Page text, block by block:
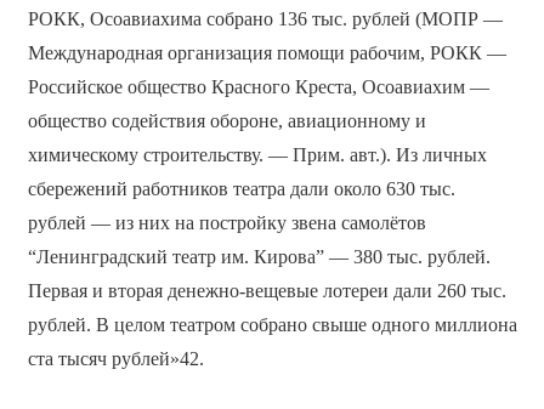
РОКК, Осоавиахима собрано 136 тыс. рублей (МОПР —
Международная организация помощи рабочим, РОКК —
Российское общество Красного Креста, Осоавиахим —
общество содействия обороне, авиационному и
химическому строительству. — Прим. авт.). Из личных
сбережений работников театра дали около 630 тыс.
рублей — из них на постройку звена самолётов
“Ленинградский театр им. Кирова” — 380 тыс. рублей.
Первая и вторая денежно-вещевые лотереи дали 260 тыс.
рублей. В целом театром собрано свыше одного миллиона
ста тысяч рублей»42.